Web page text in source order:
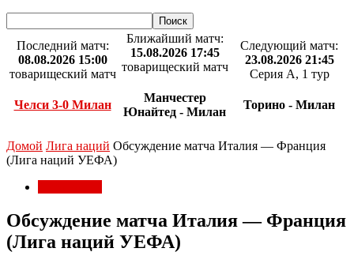
Последний матч:
08.08.2026 15:00
товарищеский матч
Челси 3-0 Милан
Ближайший матч:
15.08.2026 17:45
товарищеский матч
Манчестер
Юнайтед - Милан
Следующий матч:
23.08.2026 21:45
Серия А, 1 тур
Торино - Милан
Домой Лига наций Обсуждение матча Италия — Франция
(Лига наций УЕФА)
Обсуждение матча Италия — Франция
(Лига наций УЕФА)